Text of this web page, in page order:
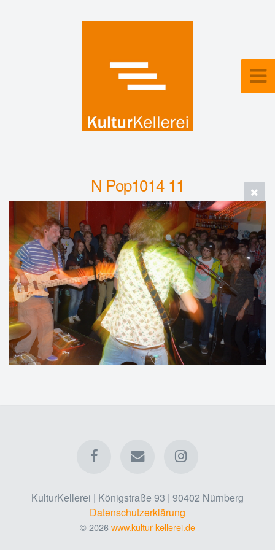
N Pop1014 11
KulturKellerei | Königstraße 93 | 90402 Nürnberg
Datenschutzerklärung
© 2026www.kultur-kellerei.de